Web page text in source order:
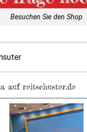
Besuchen Sie den Shop
auf reitschuster.de